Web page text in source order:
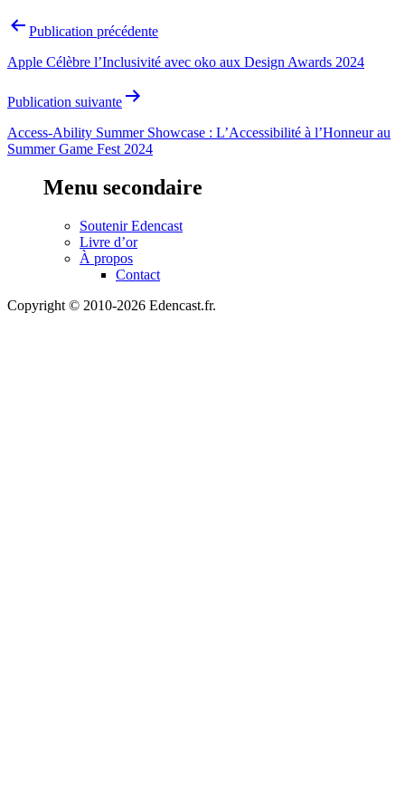
Navigation
l’article
Publication précédente
Apple Célèbre l’Inclusivité avec oko aux Design Awards 2024
Publication suivante
Access-Ability Summer Showcase : L’Accessibilité à l’Honneur au
Summer Game Fest 2024
Menu secondaire
Soutenir Edencast
Livre d’or
À propos
Contact
Copyright © 2010-2026 Edencast.fr.